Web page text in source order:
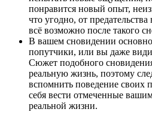
понравится новый опыт,
что угодно, от
всё возможно после такого
В вашем сновидении
попутчики, или вы даже
Сюжет подобного
реальную жизнь, поэтому
вспомнить поведение своих
себя вести отмеченные
реальной жизни.